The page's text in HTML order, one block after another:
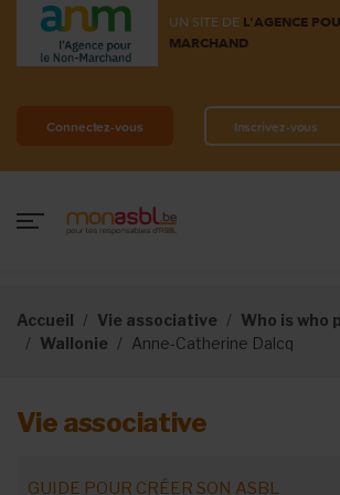
UN SITE DE L'AGENCE
MARCHAND
Connectez-vous Inscrivez-vous
Accueil Vie associative
Who is who
Wallonie
Anne-Catherine Dalcq
Vie associative
GUIDE POUR CRÉER SON ASBL